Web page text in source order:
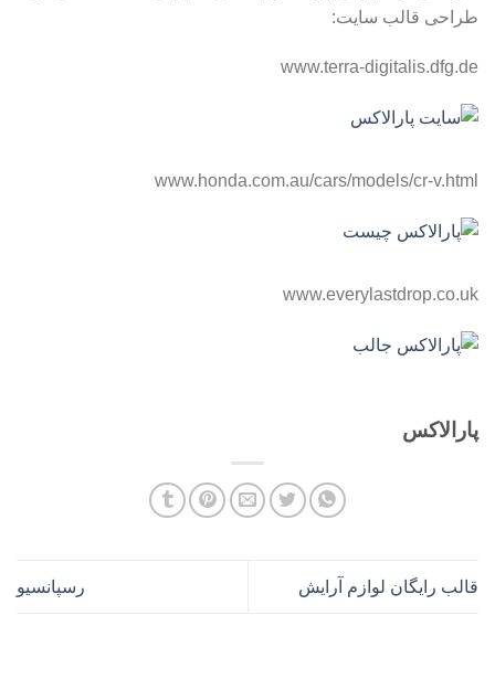
طراحی قالب سایت:
www.terra-digitalis.dfg.de
www.honda.com.au/cars/models/cr-v.html
www.everylastdrop.co.uk
پارالاکس
قالب رایگان لوازم آرایش رسپانسیو